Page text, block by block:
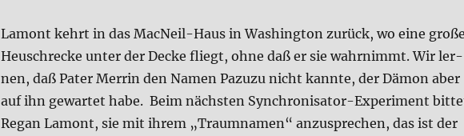
Lamont kehrt in das MacNeil-Haus in Washing­ton zurück, wo eine gro­ße
Heu­schrecke unter der Decke fliegt, ohne daß er sie wahr­nimmt. Wir ler­
nen, daß Pater Mer­rin den Namen Pazu­zu nicht kann­te, der Dämon aber
auf ihn gewar­tet habe. Beim näch­sten Syn­chro­ni­sa­tor-Expe­ri­ment
Regan Lamont, sie mit ihrem „Traum­na­men“ anzu­spre­chen, das ist der